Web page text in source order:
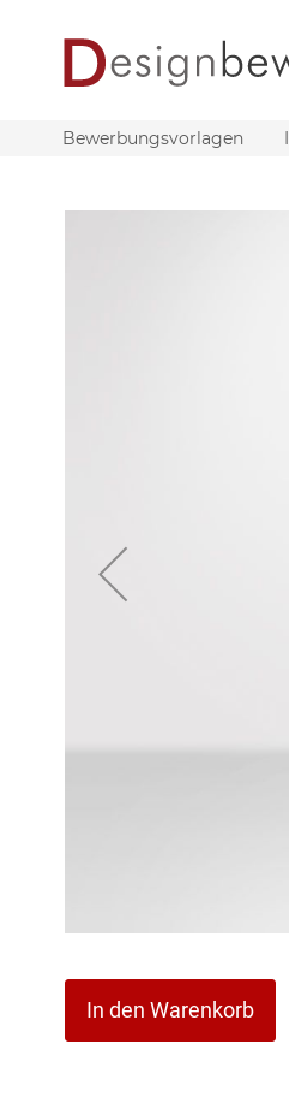
Bewerbungsvorlagen
Bildergalerie
springen
In den Warenkorb